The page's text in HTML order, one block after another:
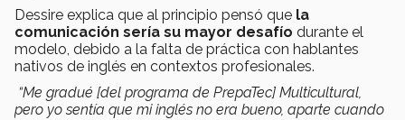
Dessire explica que al principio pensó que la
comunicación sería su mayor desafío durante el
modelo, debido a la falta de práctica con hablantes
nativos de inglés en contextos profesionales.
“Me gradué [del programa de PrepaTec] Multicultural,
pero yo sentía que mi inglés no era bueno, aparte cuando